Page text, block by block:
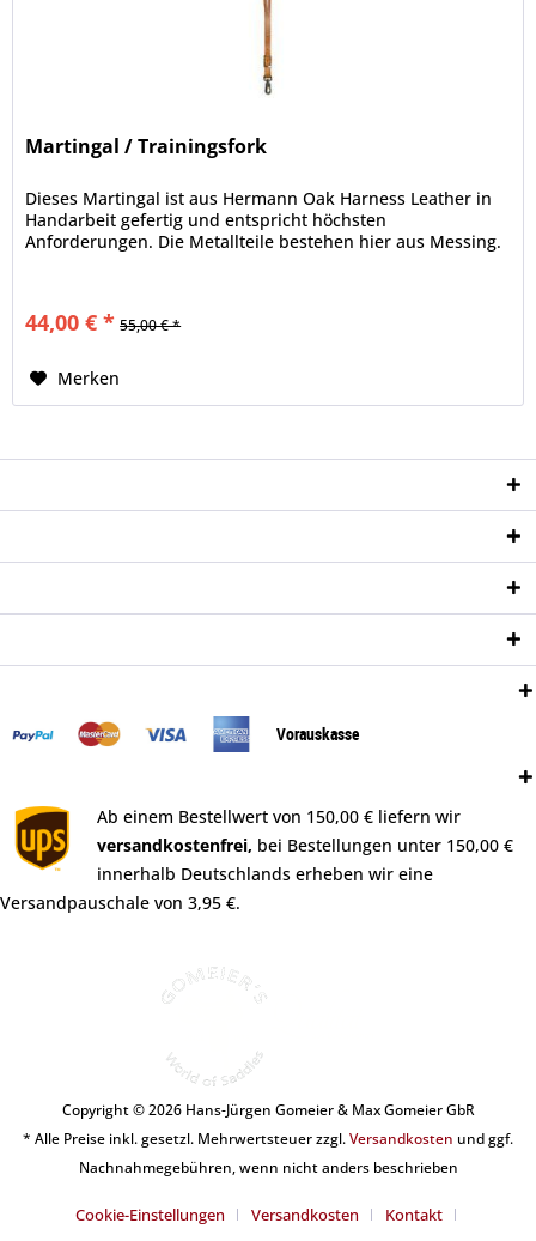
Martingal / Trainingsfork
Dieses Martingal ist aus Hermann Oak Harness Leather in
Handarbeit gefertig und entspricht höchsten
Anforderungen. Die Metallteile bestehen hier aus Messing.
44,00 € * 55,00 € *
Merken
Vorauskasse
Ab einem Bestellwert von 150,00 € liefern wir
versandkostenfrei, bei Bestellungen unter 150,00 €
innerhalb Deutschlands erheben wir eine
Versandpauschale von 3,95 €.
Copyright © 2026 Hans-Jürgen Gomeier & Max Gomeier GbR
* Alle Preise inkl. gesetzl. Mehrwertsteuer zzgl.Versandkosten und ggf.
Nachnahmegebühren, wenn nicht anders beschrieben
Cookie-Einstellungen Versandkosten Kontakt